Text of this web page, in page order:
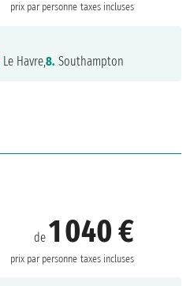
prix par personne taxes incluses
Le Havre,8. Southampton
de 1 040 €
prix par personne taxes incluses